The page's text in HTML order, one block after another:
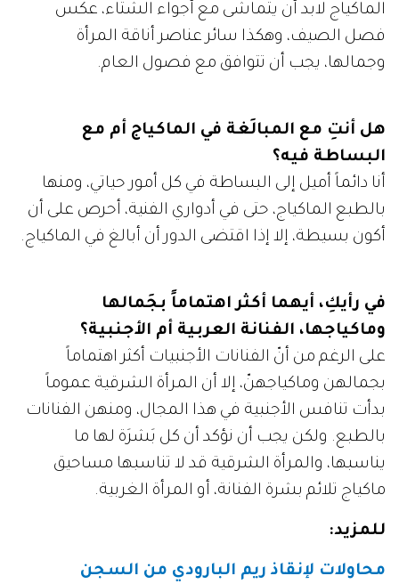
الماكياج لابد أن يتماشى مع أجواء الشتاء، عكس
فصل الصيف، وهكذا سائر عناصر أناقة المرأة
وجمالها، يجب أن تتوافق مع فصول العام.
هل أنتِ مع المبالَغة في الماكياج أم مع
البساطة فيه؟
أنا دائماً أميل إلى البساطة في كل أمور حياتي، ومنها
بالطبع الماكياج، حتى في أدواري الفنية، أحرص على أن
أكون بسيطة، إلا إذا اقتضى الدور أن أبالغ في الماكياج.
في رأيكِ، أيهما أكثر اهتماماً بجَمالها
وماكياجها، الفنانة العربية أم الأجنبية؟
على الرغم من أنّ الفنانات الأجنبيات أكثر اهتماماً
بجمالهن وماكياجهنّ، إلا أن المرأة الشرقية عموماً
بدأت تنافس الأجنبية في هذا المجال، ومنهن الفنانات
بالطبع. ولكن يجب أن نؤكد أن كل بَشرَة لها ما
يناسبها، والمرأة الشرقية قد لا تناسبها مساحيق
ماكياج تلائم بشرة الفنانة، أو المرأة الغربية.
للمزيد:
محاولات لإنقاذ ريم البارودي من السجن